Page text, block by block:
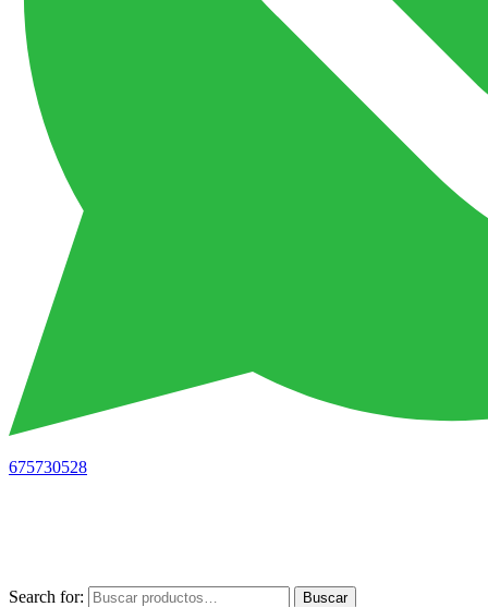
675730528
Search for: Buscar